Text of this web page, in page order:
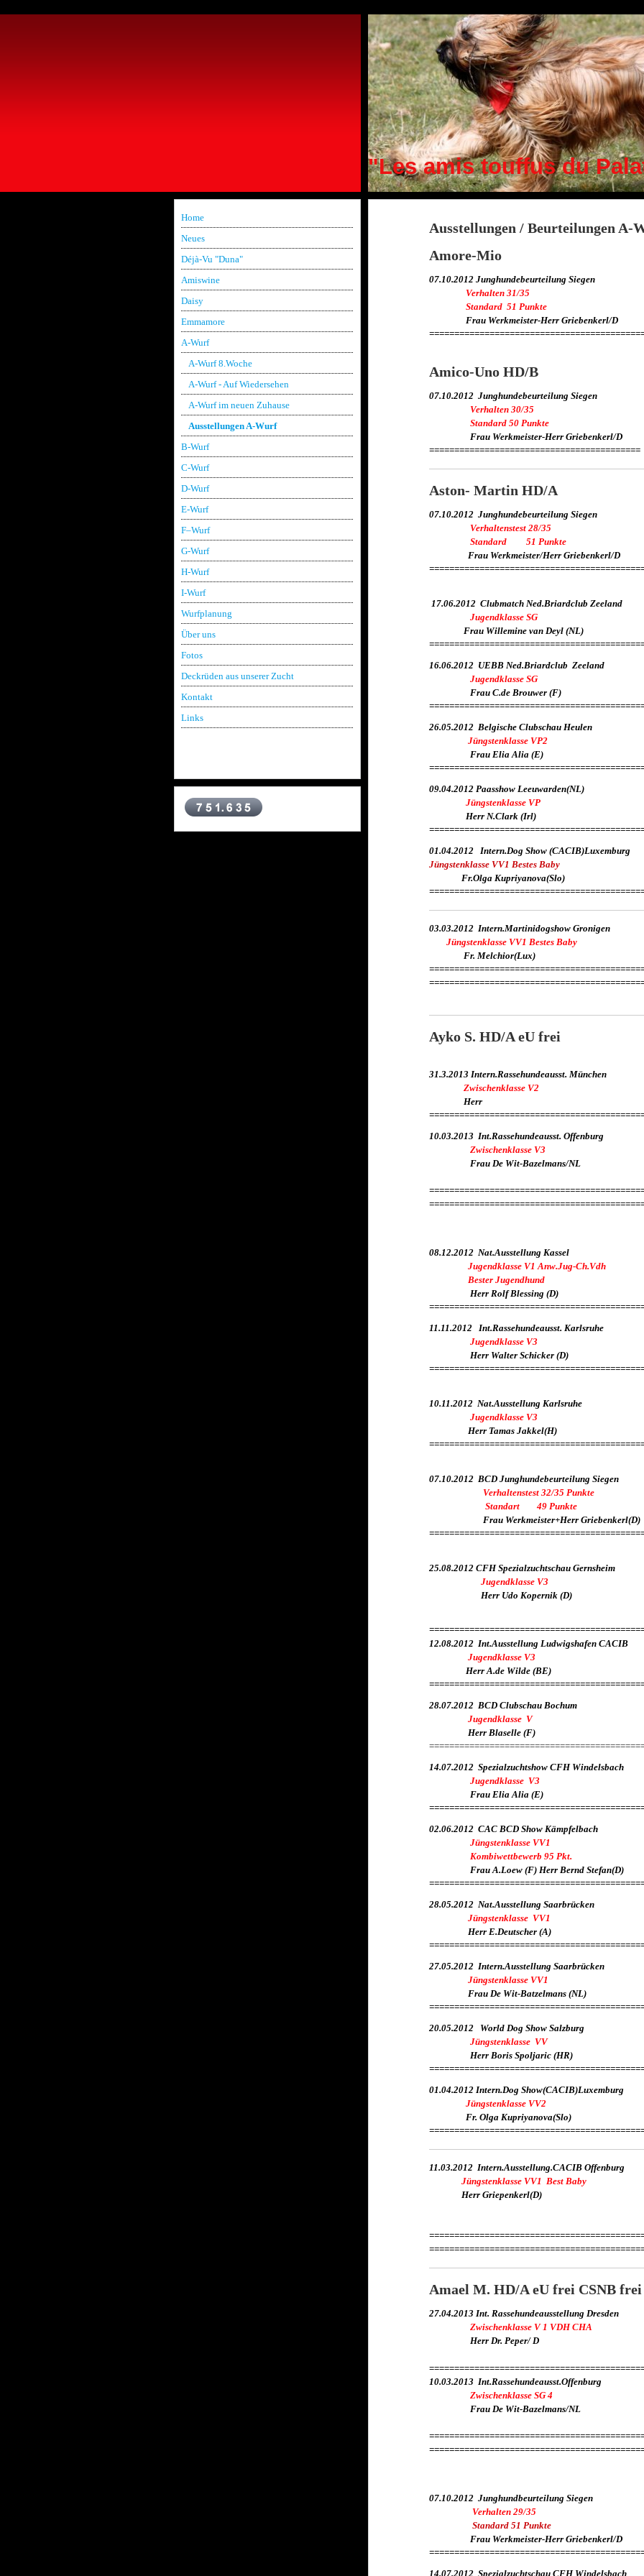
"Les amis touffus du
Home
Neues
Déjà-Vu "Duna"
Amiswine
Daisy
Emmamore
A-Wurf
A-Wurf 8.Woche
A-Wurf - Auf Wiedersehen
A-Wurf im neuen Zuhause
Ausstellungen A-Wurf
B-Wurf
C-Wurf
D-Wurf
E-Wurf
F–Wurf
G-Wurf
H-Wurf
I-Wurf
Wurfplanung
Über uns
Fotos
Deckrüden aus unserer Zucht
Kontakt
Links
Ausstellungen / Beurteilungen A-
Amore-Mio
07.10.2012 Junghundebeurteilung Siegen
Verhalten 31/35
Standard 51 Punkte
Frau Werkmeister-Herr Griebenkerl/D
Amico-Uno HD/B
07.10.2012 Junghundebeurteilung Siegen
Verhalten 30/35
Standard 50 Punkte
Frau Werkmeister-Herr Griebenkerl/D
==========================================
Aston- Martin HD/A
07.10.2012 Junghundebeurteilung Siegen
Verhaltenstest 28/35
Standard 51 Punkte
Frau Werkmeister/Herr Griebenkerl/D
17.06.2012 Clubmatch Ned.Briardclub Zeeland
Jugendklasse SG
Frau Willemine van Deyl (NL)
16.06.2012 UEBB Ned.Briardclub Zeeland
Jugendklasse SG
Frau C.de Brouwer (F)
26.05.2012 Belgische Clubschau Heulen
Jüngstenklasse VP2
Frau Elia Alia (E)
09.04.2012 Paasshow Leeuwarden(NL)
Jüngstenklasse VP
Herr N.Clark (Irl)
01.04.2012 Intern.Dog Show (CACIB)Luxemburg
Jüngstenklasse VV1 Bestes Baby
Fr.Olga Kupriyanova(Slo)
03.03.2012
Jüngstenklasse VV1 Bestes Baby
Fr. Melchior(Lux)
Ayko S. HD/A eU frei
31.3.2013 Intern.Rassehundeausst. München
Zwischenklasse V2
Herr
10.03.2013 Int.Rassehundeausst. Offenburg
Zwischenklasse V3
Frau De Wit-Bazelmans/NL
08.12.2012 Nat.Ausstellung Kassel
Jugendklasse V1 Anw.Jug-Ch.Vdh
Bester Jugendhund
Herr Rolf Blessing (D)
11.11.2012 Int.Rassehundeausst. Karlsruhe
Jugendklasse V3
Herr Walter Schicker (D)
10.11.2012 Nat.Ausstellung Karlsruhe
Jugendklasse V3
Herr Tamas Jakkel(H)
07.10.2012 BCD Junghundebeurteilung Siegen
Verhaltenstest 32/35 Punkte
Standart 49 Punkte
Frau Werkmeister+Herr Griebenkerl(D)
25.08.2012 CFH Spezialzuchtschau Gernsheim
Jugendklasse V3
Herr Udo Kopernik (D)
12.08.2012 Int.Ausstellung Ludwigshafen CACIB
Jugendklasse V3
Herr A.de Wilde (BE)
28.07.2012 BCD Clubschau Bochum
Jugendklasse V
Herr Blaselle (F)
14.07.2012 Spezialzuchtshow CFH Windelsbach
Jugendklasse V3
Frau Elia Alia (E)
02.06.2012 CAC BCD Show Kämpfelbach
Jüngstenklasse VV1
Kombiwettbewerb 95 Pkt.
Frau A.Loew (F) Herr Bernd Stefan(D)
28.05.2012 Nat.Ausstellung Saarbrücken
Jüngstenklasse VV1
Herr E.Deutscher (A)
27.05.2012 Intern.Ausstellung Saarbrücken
Jüngstenklasse VV1
Frau De Wit-Batzelmans (NL)
20.05.2012 World Dog Show Salzburg
Jüngstenklasse VV
Herr Boris Spoljaric (HR)
01.04.2012 Intern.Dog Show(CACIB)Luxemburg
Jüngstenklasse VV2
Fr. Olga Kupriyanova(Slo)
11.03.2012 Intern.Ausstellung.CACIB Offenburg
Jüngstenklasse VV1 Best Baby
Herr Griepenkerl(D)
Amael M. HD/A eU frei CSNB frei
27.04.2013 Int. Rassehundeausstellung Dresden
Zwischenklasse V 1 VDH CHA
Herr Dr. Peper/ D
10.03.2013 Int.Rassehundeausst.Offenburg
Zwischenklasse SG 4
Frau De Wit-Bazelmans/NL
07.10.2012 Junghundbeurteilung Siegen
Verhalten 29/35
Standard 51 Punkte
Frau Werkmeister-Herr Griebenkerl/D
14.07.2012 Spezialzuchtschau CFH Windelsbach